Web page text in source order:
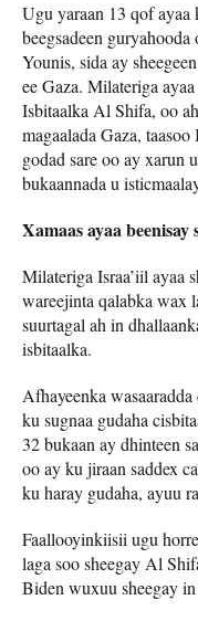
Ugu yaraan 13 qof
beegsadeen
Younis, sida ay
ee Gaza. Milateriga
Isbitaalka Al Shifa, oo
magaalada Gaza,
godad sare oo ay xarun
bukaannada u
Xamaas ayaa beenisay
Milateriga Israa’iil ayaa
wareejinta qalabka wax
suurtagal ah in
isbitaalka.
Afhayeenka
ku sugnaa gudaha
32 bukaan ay dhinteen
oo ay ku jiraan saddex
ku haray gudaha, ayuu
Faallooyinkiisii ​​ugu
laga soo sheegay Al
Biden wuxuu sheegay